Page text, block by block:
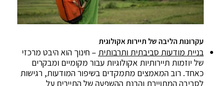
עקרונות הליבה של תיירות אקולוגית
בניית מודעות סביבתית ותרבותית – חינוך הוא היבט מרכזי
של יוזמות תיירותיות אקולוגיות עבור מקומיים ומבקרים
כאחד. רוב המאמצים מתמקדים בשיפור המודעות, רגישות
לסביבה המתויירת והבנת ההשפעה של התיירים על